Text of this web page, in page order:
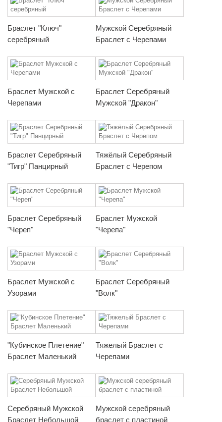
Браслет "Ключ"
серебряный
Мужской Серебряный
Браслет с Черепами
Браслет Мужской с
Черепами
Браслет Серебряный
Мужской "Дракон"
Браслет Серебряный
"Тигр" Панцирный
Тяжёлый Серебряный
Браслет с Черепом
Браслет Серебряный
"Череп"
Браслет Мужской
"Черепа"
Браслет Мужской с
Узорами
Браслет Серебряный
"Волк"
"Кубинское Плетение"
Браслет Маленький
Тяжелый Браслет с
Черепами
Серебряный Мужской
Браслет Небольшой
Мужской серебряный
браслет с пластиной